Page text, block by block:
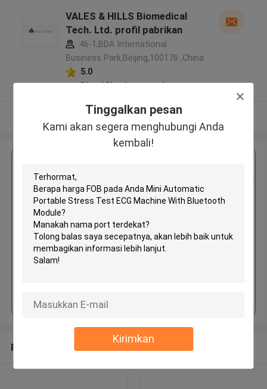
Tinggalkan pesan
Kami akan segera menghubungi Anda
kembali!
Kirimkan
VALES & HILLS Biomedical
Tech. Ltd. profil pabrikan
46-1,BDA International
Business Park,Beijing,100176 ,China
5.0
Diverifikasi pemasok
Lihat Lebih
MOQ： 1 Unit
Rekomendasi Produk